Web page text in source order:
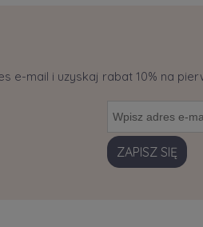
e-mail i uzyskaj rabat 10% na
ZAPISZ SIĘ